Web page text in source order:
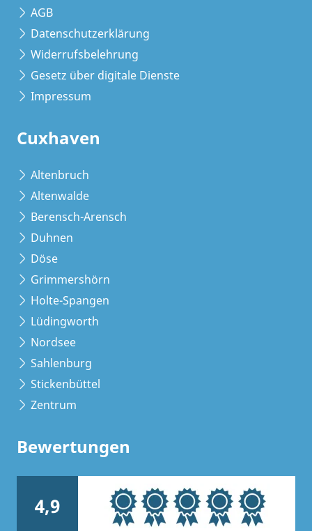
AGB
Datenschutzerklärung
Widerrufsbelehrung
Gesetz über digitale Dienste
Impressum
Cuxhaven
Altenbruch
Altenwalde
Berensch-Arensch
Duhnen
Döse
Grimmershörn
Holte-Spangen
Lüdingworth
Nordsee
Sahlenburg
Stickenbüttel
Zentrum
Bewertungen
4,9